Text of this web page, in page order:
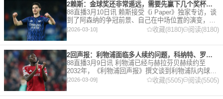
2赖斯：金球奖还非常遥远，需要先赢下几个奖杯，专注当下好好踢球
88直播3月10日讯 赖斯接受《i Paper》独家专访，谈
到了阿森纳的争冠前景、自己在中场位置的演变，以
及对自己被提名金球奖的看法。 任意球 赖斯：“我们
有一项非常擅长的技能——这背后付出了巨大努力
[2026-03-10] 收藏(8180) 阅读(8180)
2回声报：利物浦面临多人续约问题，科纳特、罗伯逊合同今夏到期
88直播3月9日讯 利物浦已经与赫拉芬贝赫续约至
2032年，《利物浦回声报》撰文谈到利物浦队内球员
的合同情况，文章表示，利物浦多位球员面临合同问
题。 对于利物浦来说，科纳特的合同将在本赛季末到
期，俱乐
[2026-03-09] 收藏(5505) 阅读(5505)